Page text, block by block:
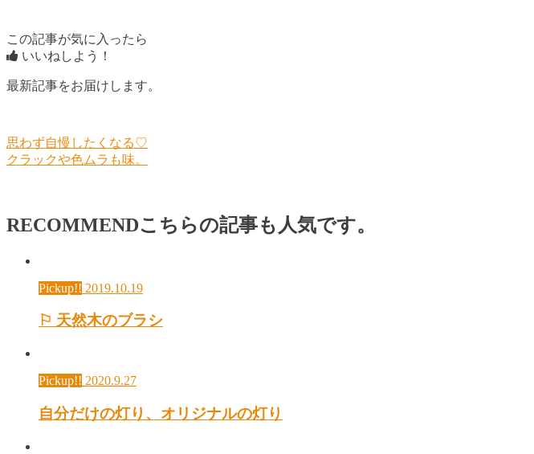
この記事が気に入ったら
いいねしよう！
最新記事をお届けします。
思わず自慢したくなる♡
クラックや色ムラも味。
RECOMMENDこちらの記事も人気です。
Pickup!! 2019.10.19
⚐ 天然木のブラシ
Pickup!! 2020.9.27
自分だけの灯り、オリジナルの灯り